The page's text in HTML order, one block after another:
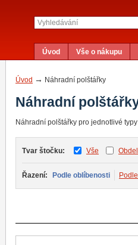
Úvod Vše o nákupu
Úvod → Náhradní polštářky
Náhradní
Náhradní polštářky pro jednotlivé
Tvar štočku: Vše
Řazení: Podle oblíbenosti